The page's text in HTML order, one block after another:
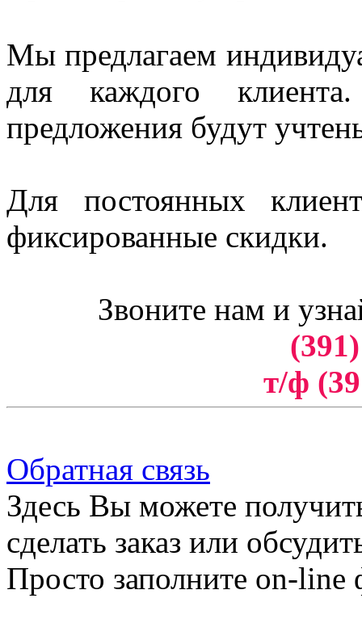
Мы предлагаем
для каждого
предложения будут
Для постоянных
фиксированные скидки.
Звоните нам и
т/ф
Обратная связь
Здесь Вы можете
сделать заказ или
Просто заполните on-